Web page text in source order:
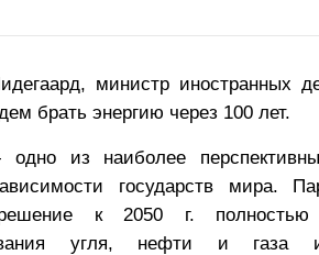
министр иностранных
брать энергию через 100 лет.
из наиболее
государств мира.
к 2050 г. полностью
угля, нефти и газа